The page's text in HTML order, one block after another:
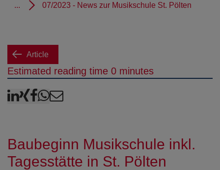
... 07/2023 - News zur Musikschule St. Pölten
Article
Estimated reading time 0 minutes
LinkedIn
XING
Facebook
WhatsApp
E-Mail
Baubeginn Musikschule inkl.
Tagesstätte in St. Pölten